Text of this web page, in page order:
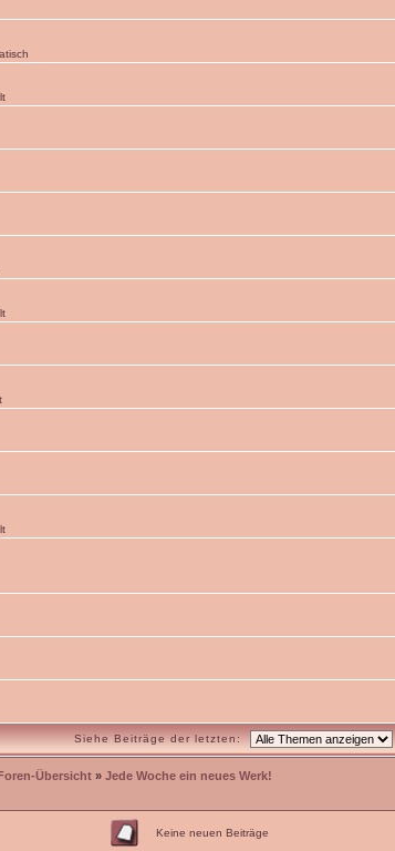
Siehe Beiträge der letzten:
Übersicht » Jede Woche ein neues Werk!
Keine neuen Beiträge